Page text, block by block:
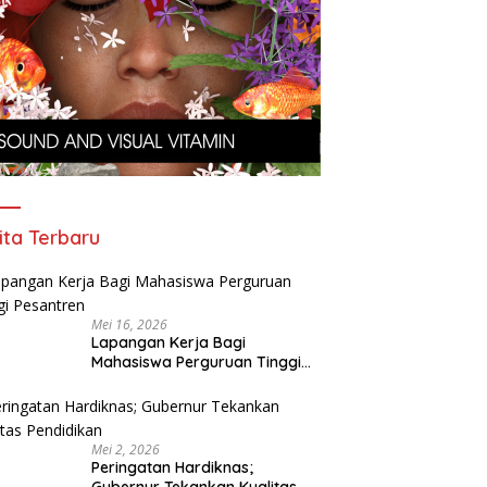
Terbaru
Mei 16, 2026
Lapangan Kerja Bagi
Mahasiswa Perguruan Tinggi
Mei 2, 2026
Peringatan Hardiknas;